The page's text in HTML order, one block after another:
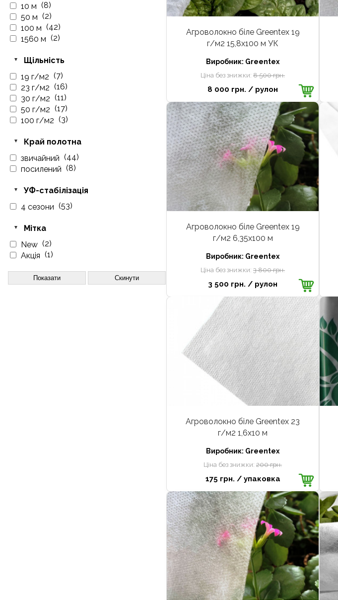
10 м (8)
50 м (2)
100 м (42)
1560 м (2)
Щільність
19 г/м2 (7)
23 г/м2 (16)
30 г/м2 (11)
50 г/м2 (17)
100 г/м2 (3)
Край полотна
звичайний (44)
посилений (8)
УФ-стабілізація
4 сезони (53)
Мітка
New (2)
Акція (1)
Показати Скинути
Агроволокно біле Greentex 19
г/м2 15,8x100 м УК
Виробник: Greentex
Ціна без знижки:8 500 грн.
8 000 грн. / рулон
Агроволокно біле Greentex 19
г/м2 6,35x100 м
Виробник: Greentex
Ціна без знижки:3 800 грн.
3 500 грн. / рулон
Агроволокно біле Greentex 23
г/м2 1,6х10 м
Виробник: Greentex
Ціна без знижки:200 грн.
175 грн. / упаковка